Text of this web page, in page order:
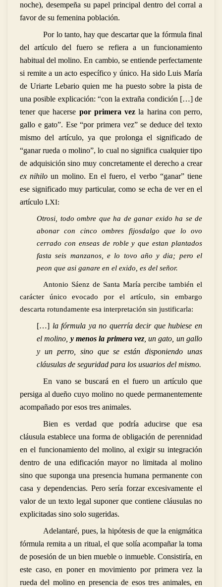
noche), desempeña su papel principal dentro del corral a
favor de su femenina población.
Por lo tanto, hay que descartar que la fórmula final
del artículo del fuero se refiera a un funcionamiento
habitual del molino. En cambio, se entiende perfectamente
si remite a un acto específico y único. Ha sido Luis María
de Uriarte Lebario quien me ha puesto sobre la pista de
una posible explicación: “con la extraña condición […] de
tener que hacerse por primera vez la harina con perro,
gallo e gato”. Ese “por primera vez” se deduce del texto
mismo del artículo, ya que prolonga el significado de
“ganar rueda o molino”, lo cual no significa cualquier tipo
de adquisición sino muy concretamente el derecho a crear
ex nihilo un molino. En el fuero, el verbo “ganar” tiene
ese significado muy particular, como se echa de ver en el
artículo LXI:
Otrosi, todo ombre que ha de ganar exido ha se de
abonar con cinco ombres fijosdalgo que lo ovo
cerrado con enseas de roble y que estan plantados
fasta seis manzanos, e lo tovo año y dia; pero el
peon que asi ganare en el exido, es del señor.
Antonio Sáenz de Santa María percibe también el
carácter único evocado por el artículo, sin embargo
descarta rotundamente esa interpretación sin justificarla:
[…] la fórmula ya no querría decir que hubiese en
el molino, y menos la primera vez, un gato, un gallo
y un perro, sino que se están disponiendo unas
cláusulas de seguridad para los usuarios del mismo.
En vano se buscará en el fuero un artículo que
persiga al dueño cuyo molino no quede permanentemente
acompañado por esos tres animales.
Bien es verdad que podría aducirse que esa
cláusula establece una forma de obligación de perennidad
en el funcionamiento del molino, al exigir su integración
dentro de una edificación mayor no limitada al molino
sino que suponga una presencia humana permanente con
casa y dependencias. Pero sería forzar excesivamente el
valor de un texto legal suponer que contiene cláusulas no
explicitadas sino solo sugeridas.
Adelantaré, pues, la hipótesis de que la enigmática
fórmula remita a un ritual, el que solía acompañar la toma
de posesión de un bien mueble o inmueble. Consistiría, en
este caso, en poner en movimiento por primera vez la
rueda del molino en presencia de esos tres animales, en